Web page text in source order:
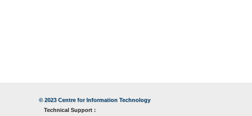
© 2023Centre for Information Technology
Technical Support :